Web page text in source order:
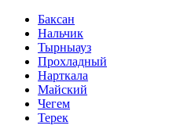
Баксан
Нальчик
Тырныауз
Прохладный
Нарткала
Майский
Чегем
Терек